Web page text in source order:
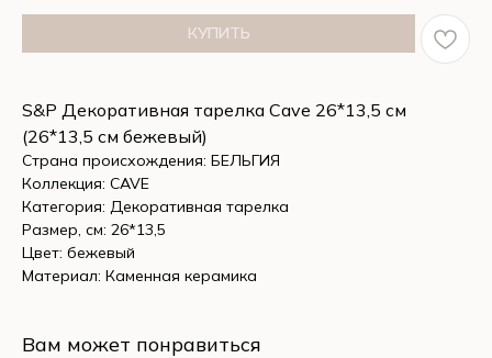
КУПИТЬ
S&P Декоративная тарелка Cave 26*13,5 см
(26*13,5 см бежевый)
Страна происхождения: БЕЛЬГИЯ
Коллекция: CAVE
Категория: Декоративная тарелка
Размер, см: 26*13,5
Цвет: бежевый
Материал: Каменная керамика
Вам может понравиться